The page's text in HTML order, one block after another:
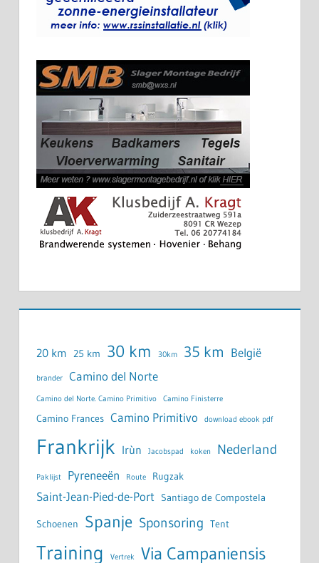
20 km 25 km 30 km 30km 35 km België
brander Camino del Norte
Camino del Norte. Camino Primitivo Camino Finisterre
Camino Frances Camino Primitivo download ebook pdf
Frankrijk Irùn Jacobspad koken Nederland
Paklijst Pyreneeën Route Rugzak
Saint-Jean-Pied-de-Port Santiago de Compostela
Schoenen Spanje Sponsoring Tent
Training Vertrek Via Campaniensis